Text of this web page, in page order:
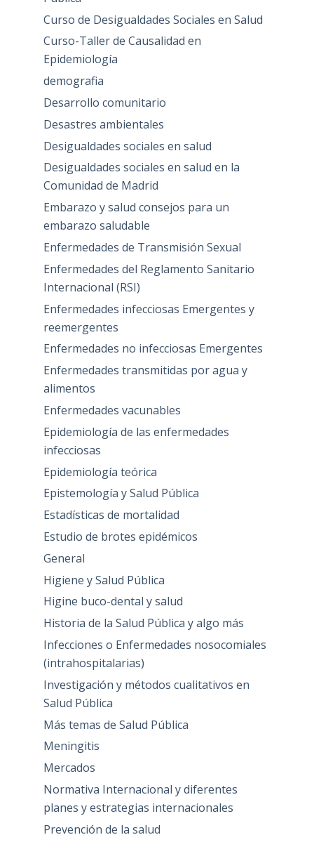
Curso de Desigualdades Sociales en Salud
Curso-Taller de Causalidad en
Epidemiología
demografia
Desarrollo comunitario
Desastres ambientales
Desigualdades sociales en salud
Desigualdades sociales en salud en la
Comunidad de Madrid
Embarazo y salud consejos para un
embarazo saludable
Enfermedades de Transmisión Sexual
Enfermedades del Reglamento Sanitario
Internacional (RSI)
Enfermedades infecciosas Emergentes y
reemergentes
Enfermedades no infecciosas Emergentes
Enfermedades transmitidas por agua y
alimentos
Enfermedades vacunables
Epidemiología de las enfermedades
infecciosas
Epidemiología teórica
Epistemología y Salud Pública
Estadísticas de mortalidad
Estudio de brotes epidémicos
General
Higiene y Salud Pública
Higine buco-dental y salud
Historia de la Salud Pública y algo más
Infecciones o Enfermedades nosocomiales
(intrahospitalarias)
Investigación y métodos cualitativos en
Salud Pública
Más temas de Salud Pública
Meningitis
Mercados
Normativa Internacional y diferentes
planes y estrategias internacionales
Prevención de la salud